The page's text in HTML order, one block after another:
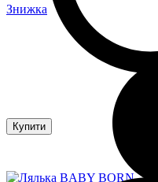
Купити
Знижка